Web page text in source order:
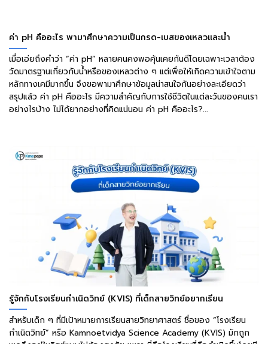
ค่า pH คืออะไร พามาศึกษาความเป็นกรด-เบสของเหลวและน้ำ
เมื่อเอ่ยถึงคำว่า “ค่า pH” หลายคนคงพอคุ้นเคยกันดีโดยเฉพาะเวลาต้อง
วัดมาตรฐานเกี่ยวกับน้ำหรือของเหลวต่าง ๆ แต่เพื่อให้เกิดความเข้าใจตาม
หลักทางเคมีมากขึ้น จึงขอพามาศึกษาข้อมูลน่าสนใจกันอย่างละเอียดว่า
สรุปแล้ว ค่า pH คืออะไร มีความสำคัญกับการใช้ชีวิตในแต่ละวันของคนเรา
อย่างไรบ้าง ไม่ได้ยากอย่างที่คิดแน่นอน ค่า pH คืออะไร?...
รู้จักกับโรงเรียนกำเนิดวิทย์ (KVIS) ที่เด็กสายวิทย์อยากเรียน
สำหรับเด็ก ๆ ที่มีเป้าหมายการเรียนสายวิทยาศาสตร์ ชื่อของ “โรงเรียน
กำเนิดวิทย์” หรือ Kamnoetvidya Science Academy (KVIS) มักถูก